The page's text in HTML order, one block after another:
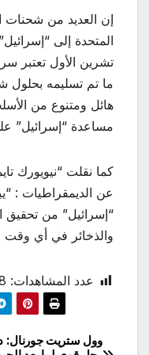
إن العديد من شحنات
المتحدة إلى
تشرين الأول تعتبر
ما تم تسليمه
هائل ومتنوع من
مساعدة “إسرائيل”
كما نقلت “نيويورك
عن الديمقراطيات :
“إسرائيل” من تحقيق
والذخائر في أي وقت
عدد المشاهدات:
وول ستريت جورنال: